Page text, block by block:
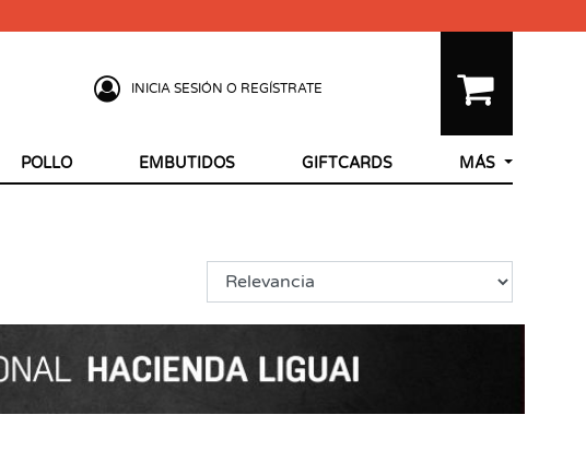
INICIA SESIÓN O REGÍSTRATE
POLLO EMBUTIDOS GIFTCARDS MÁS